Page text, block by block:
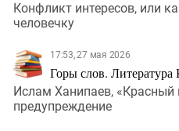
Конфликт интересов, или
человечку
17:53, 27 мая 2026
Горы слов. Литература
Ислам Ханипаев, «Красный
предупреждение